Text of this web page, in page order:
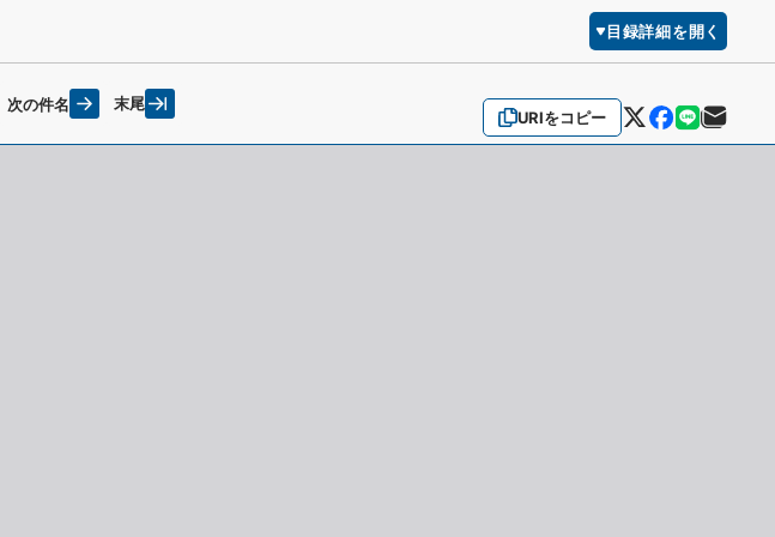
目録詳細を開く
URIをコピー
次の件名 末尾